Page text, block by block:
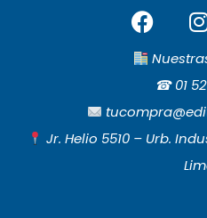
F
a
c
b
o
o
I
t
r
☎︎01
Jr. Helio 5510 – Urb.